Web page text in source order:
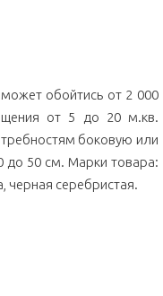
обойтись от 2 000
от 5 до 20 м.кв.
боковую или
до 50 см. Марки товара:
серебристая.